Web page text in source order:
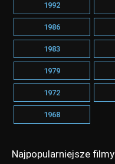
1992
1986
1983
1979
1972
1968
Najpopularniejsze filmy